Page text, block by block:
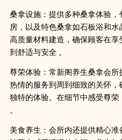
桑拿设施：提供多种桑拿体验
房，以及特色桑拿如石板浴和
高质量材料建造，确保顾客在
到舒适与安全 。
尊荣体验：常新阁养生桑拿会
热情的服务到周到细致的关怀
独特的体验。在细节中感受尊
。
美食养生：会所内还提供精心